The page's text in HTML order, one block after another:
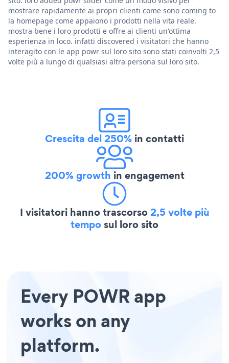
mostrare rapidamente ai propri clienti come sono coming to
la homepage come appaiono i prodotti nella vita reale.
mostra bene i loro prodotti e offre ai clienti un'ottima
esperienza in loco. infatti discovered i visitatori che hanno
interagito con le app powr sul loro sito sono stati coinvolti 2,5
volte più a lungo di qualsiasi altra persona sul loro sito.
Crescita del 250% in contatti
200% growth in engagement
I visitatori hanno trascorso2,5 volte più
temposul loro sito
Every POWR app
works on any
platform.